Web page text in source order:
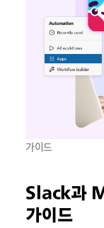
가이드
Slack과
가이드